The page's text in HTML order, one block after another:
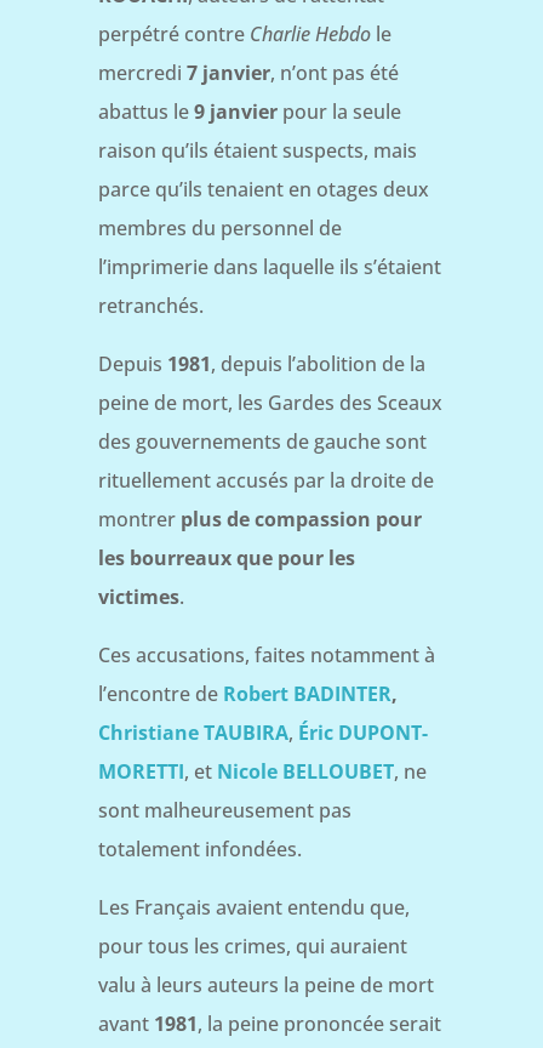
perpétré contre Charlie Hebdole
mercredi 7 janvier, n’ont pas été
abattus le9 janvierpour la seule
raison qu’ils étaient suspects, mais
parce qu’ils tenaient en otages deux
membres du personnel de
l’imprimerie dans laquelle ils s’étaient
retranchés.
Depuis 1981, depuis l’abolition de la
peine de mort, les Gardes des Sceaux
des gouvernements de gauche sont
rituellement accusés par la droite de
montrer plus de compassion pour
les bourreaux que pour les
victimes.
Ces accusations, faites notamment à
l’encontre de Robert BADINTER,
Christiane TAUBIRA, Éric DUPONT-
MORETTI, et Nicole BELLOUBET, ne
sont malheureusement pas
totalement infondées.
Les Français avaient entendu que,
pour tous les crimes, qui auraient
valu à leurs auteurs la peine de mort
avant 1981, la peine prononcée serait